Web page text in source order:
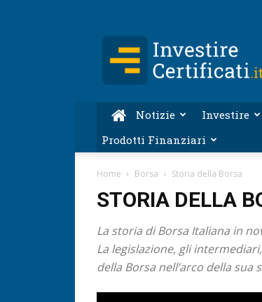
Certificati.it
Notizie Investire
Prodotti Finanziari
Home Borsa Storia della Borsa
STORIA DELLA
La storia di Borsa Italiana in
La legislazione, gli
della Borsa nell’arco della sua